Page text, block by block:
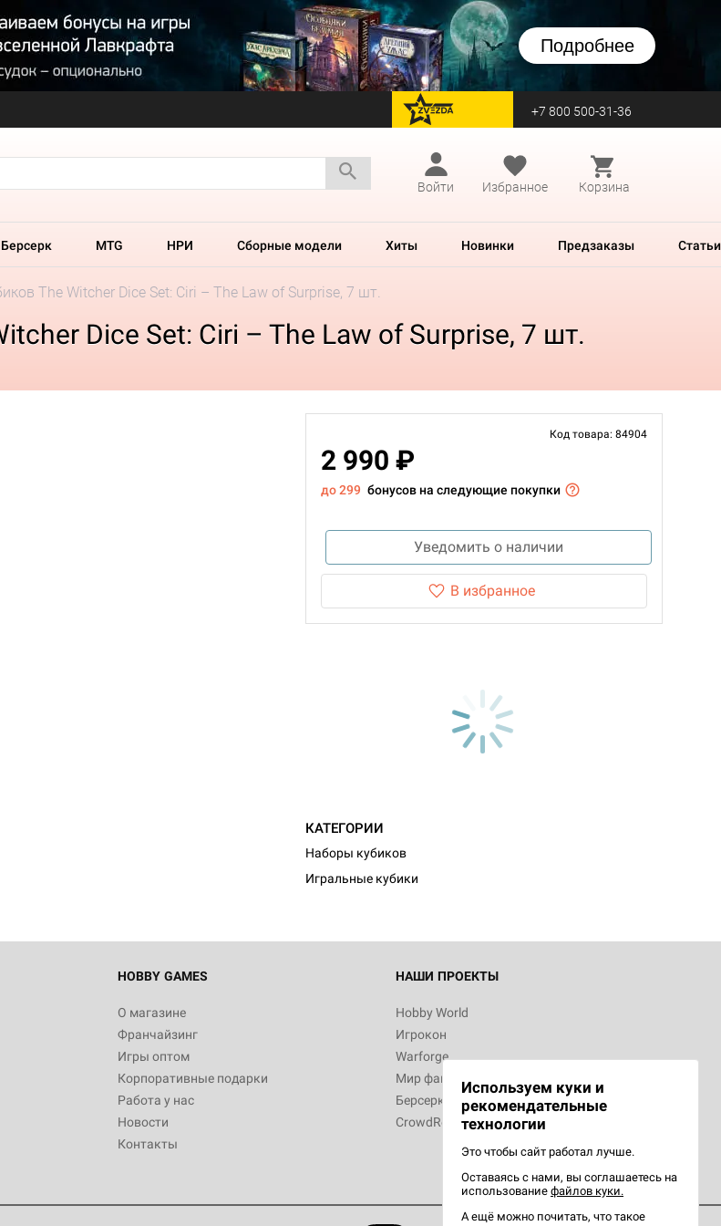
Подробнее
перейти на Zvezda +7 800 500-31-36
Войти
Избранное Корзина
Берсерк MTG НРИ Сборные модели Хиты Новинки Предзаказы Статьи
The Witcher Dice Set: Ciri – The Law of Surprise, 7 шт.
Dice Set: Ciri – The Law of Surprise, 7 шт.
Код товара: 84904
2 990 ₽
до 299 бонусов на следующие покупки
Уведомить о наличии
В избранное
КАТЕГОРИИ
Наборы кубиков
Игральные кубики
HOBBY GAMES
О магазине
Франчайзинг
Игры оптом
Корпоративные подарки
Работа у нас
Новости
Контакты
НАШИ ПРОЕКТЫ
Hobby World
Игрокон
Warforge
Мир фантастики
Берсерк
CrowdRepublic
Используем куки и
рекомендательные
технологии
Это чтобы сайт работал лучше.
Оставаясь с нами, вы соглашаетесь на
использование файлов куки.
А ещё можно почитать, что такое